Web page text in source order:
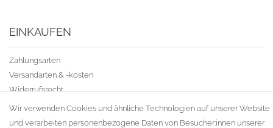
EINKAUFEN
Zahlungsarten
Versandarten & -kosten
Widerrufsrecht
Warenkorb
Zur Kasse
Wir verwenden Cookies und ähnliche Technologien auf unserer Website
und verarbeiten personenbezogene Daten von Besucher:innen unserer